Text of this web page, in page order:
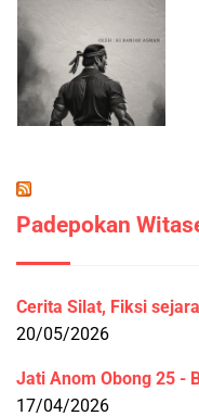
Padepokan
Cerita Silat, Fiksi
20/05/2026
Jati Anom Obong 25 -
17/04/2026